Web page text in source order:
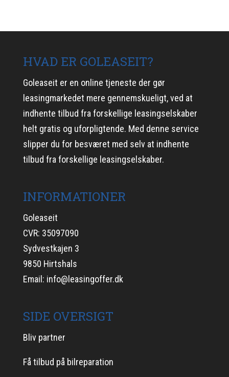
HVAD ER GOLEASEIT?
Goleaseit er en online tjeneste der gør
leasingmarkedet mere gennemskueligt, ved at
indhente tilbud fra forskellige leasingselskaber
helt gratis og uforpligtende. Med denne service
slipper du for besværet med selv at indhente
tilbud fra forskellige leasingselskaber.
INFORMATIONER
Goleaseit
CVR: 35097090
Sydvestkajen 3
9850 Hirtshals
Email: info@leasingoffer.dk
SIDE OVERSIGT
Bliv partner
Få tilbud på bilreparation